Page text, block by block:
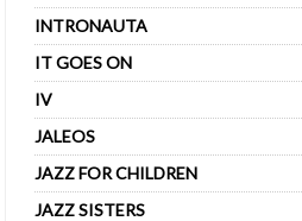
INTRONAUTA
IT GOES ON
IV
JALEOS
JAZZ FOR CHILDREN
JAZZ SISTERS